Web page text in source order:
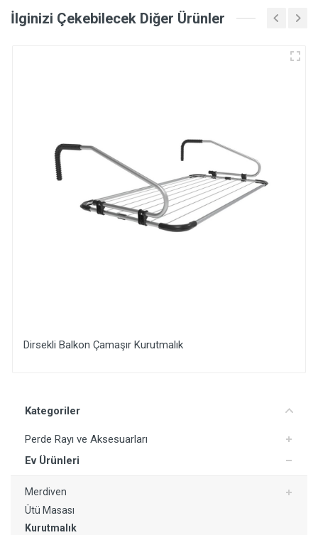
Kategoriler
Perde Rayı ve Aksesuarları
Ev Ürünleri
Merdiven
Ütü Masası
Kurutmalık
İlginizi Çekebilecek Diğer Ürünler
Dirsekli Balkon Çamaşır Kurutmalık